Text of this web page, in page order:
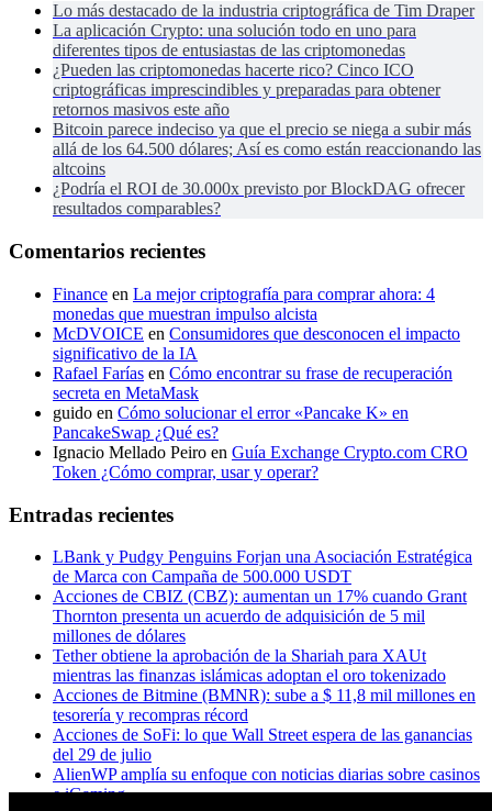
Lo más destacado de la industria criptográfica de Tim Draper
La aplicación Crypto: una solución todo en uno para
diferentes tipos de entusiastas de las criptomonedas
¿Pueden las criptomonedas hacerte rico? Cinco ICO
criptográficas imprescindibles y preparadas para obtener
retornos masivos este año
Bitcoin parece indeciso ya que el precio se niega a subir más
allá de los 64.500 dólares; Así es como están reaccionando las
altcoins
¿Podría el ROI de 30.000x previsto por BlockDAG ofrecer
resultados comparables?
Comentarios recientes
Finance en La mejor criptografía para comprar ahora: 4
monedas que muestran impulso alcista
McDVOICE en Consumidores que desconocen el impacto
significativo de la IA
Rafael Farías en Cómo encontrar su frase de recuperación
secreta en MetaMask
guido en Cómo solucionar el error «Pancake K» en
PancakeSwap ¿Qué es?
Ignacio Mellado Peiro en Guía Exchange Crypto.com CRO
Token ¿Cómo comprar, usar y operar?
Entradas recientes
LBank y Pudgy Penguins Forjan una Asociación Estratégica
de Marca con Campaña de 500.000 USDT
Acciones de CBIZ (CBZ): aumentan un 17% cuando Grant
Thornton presenta un acuerdo de adquisición de 5 mil
millones de dólares
Tether obtiene la aprobación de la Shariah para XAUt
mientras las finanzas islámicas adoptan el oro tokenizado
Acciones de Bitmine (BMNR): sube a $ 11,8 mil millones en
tesorería y recompras récord
Acciones de SoFi: lo que Wall Street espera de las ganancias
del 29 de julio
AlienWP amplía su enfoque con noticias diarias sobre casinos
e iGaming